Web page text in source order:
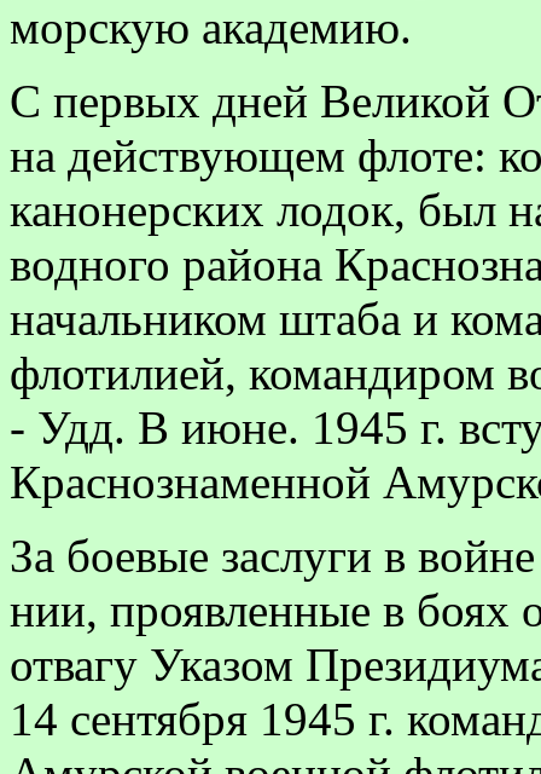
морскую академию.
С первых дней Великой
на действующем флоте:
канонерских лодок, был
водного района
начальником штаба и
флотилией, командиром
- Удд. В июне. 1945 г.
Краснознаменной
За боевые заслуги в
нии, проявленные в боях
отвагу Указом
14 сентября 1945 г.